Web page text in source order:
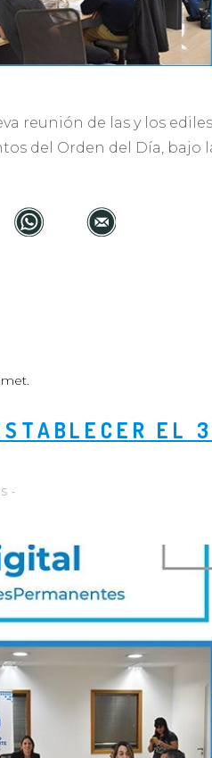
reunión de las y los
del Orden del Día, bajo
EL
-